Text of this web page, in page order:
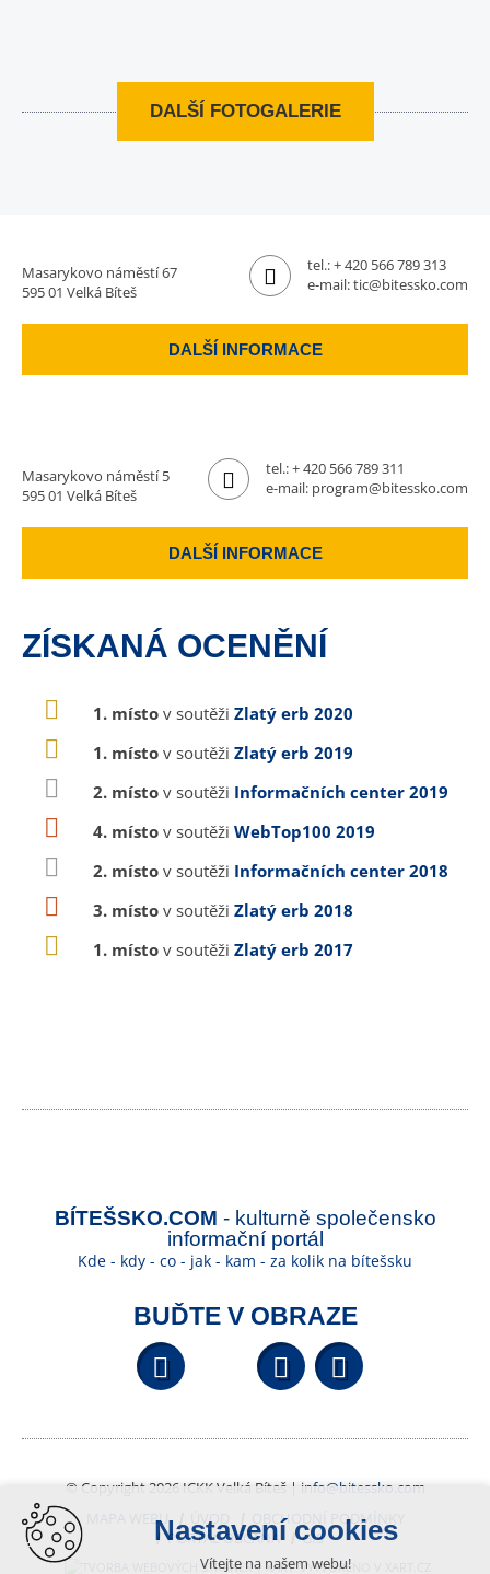
DALŠÍ FOTOGALERIE
Masarykovo náměstí 67
595 01 Velká Bíteš
tel.:+ 420 566 789 313
e-mail:tic@bitessko.com
DALŠÍ INFORMACE
Masarykovo náměstí 5
595 01 Velká Bíteš
tel.:+ 420 566 789 311
e-mail: program@bitessko.com
DALŠÍ INFORMACE
ZÍSKANÁ OCENĚNÍ
1. místo v soutěži Zlatý erb 2020
1. místo v soutěži Zlatý erb 2019
2. místo v soutěži Informačních center 2019
4. místo v soutěži WebTop100 2019
2. místo v soutěži Informačních center 2018
3. místo v soutěži Zlatý erb 2018
1. místo v soutěži Zlatý erb 2017
BÍTEŠSKO.COM - kulturně společensko
informační portál
Kde - kdy - co - jak - kam - za kolik na bítešsku
BUĎTE V OBRAZE
Facebook YouTube
© Copyright 2026 ICKK Velká Bíteš | info@bitessko.com
MAPA WEBU
ÚVOD
OBCHODNÍ PODMÍNKY
PORTÁL OBČANA
GIS
VYTVOŘENO V XART.CZ
Nastavení cookies
Vítejte na našem webu!